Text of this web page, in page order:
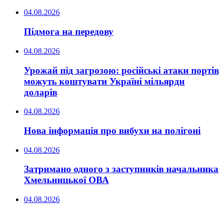
04.08.2026
Підмога на передову
04.08.2026
Урожай під загрозою: російські атаки портів
можуть коштувати Україні мільярди
доларів
04.08.2026
Нова інформація про вибухи на полігоні
04.08.2026
Затримано одного з заступників начальника
Хмельницької ОВА
04.08.2026